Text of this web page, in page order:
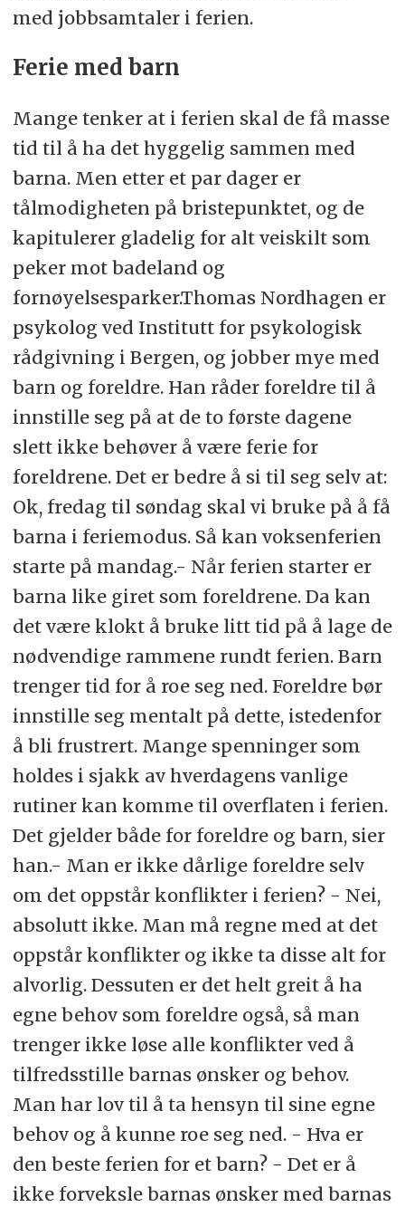
med jobbsamtaler i ferien.
Ferie med barn
Mange tenker at i ferien skal de få masse
tid til å ha det hyggelig sammen med
barna. Men etter et par dager er
tålmodigheten på bristepunktet, og de
kapitulerer gladelig for alt veiskilt som
peker mot badeland og
fornøyelsesparker.Thomas Nordhagen er
psykolog ved Institutt for psykologisk
rådgivning i Bergen, og jobber mye med
barn og foreldre. Han råder foreldre til å
innstille seg på at de to første dagene
slett ikke behøver å være ferie for
foreldrene. Det er bedre å si til seg selv at:
Ok, fredag til søndag skal vi bruke på å få
barna i feriemodus. Så kan voksenferien
starte på mandag.- Når ferien starter er
barna like giret som foreldrene. Da kan
det være klokt å bruke litt tid på å lage de
nødvendige rammene rundt ferien. Barn
trenger tid for å roe seg ned. Foreldre bør
innstille seg mentalt på dette, istedenfor
å bli frustrert. Mange spenninger som
holdes i sjakk av hverdagens vanlige
rutiner kan komme til overflaten i ferien.
Det gjelder både for foreldre og barn, sier
han.- Man er ikke dårlige foreldre selv
om det oppstår konflikter i ferien? - Nei,
absolutt ikke. Man må regne med at det
oppstår konflikter og ikke ta disse alt for
alvorlig. Dessuten er det helt greit å ha
egne behov som foreldre også, så man
trenger ikke løse alle konflikter ved å
tilfredsstille barnas ønsker og behov.
Man har lov til å ta hensyn til sine egne
behov og å kunne roe seg ned. - Hva er
den beste ferien for et barn? - Det er å
ikke forveksle barnas ønsker med barnas